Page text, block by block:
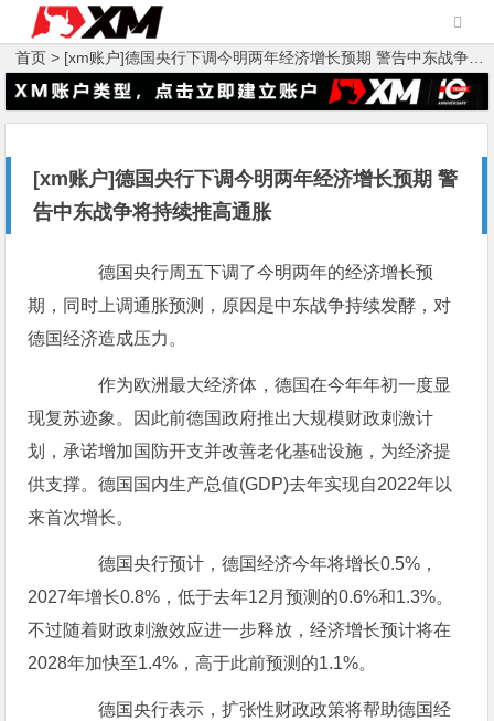
首页 > [xm账户]德国央行下调今明两年经济增长预期 警告中东战争将持续推高通胀
[xm账户]德国央行下调今明两年经济增长预期 警
告中东战争将持续推高通胀
德国央行周五下调了今明两年的经济增长预
期，同时上调通胀预测，原因是中东战争持续发酵，对
德国经济造成压力。
作为欧洲最大经济体，德国在今年年初一度显
现复苏迹象。因此前德国政府推出大规模财政刺激计
划，承诺增加国防开支并改善老化基础设施，为经济提
供支撑。德国国内生产总值(GDP)去年实现自2022年以
来首次增长。
德国央行预计，德国经济今年将增长0.5%，
2027年增长0.8%，低于去年12月预测的0.6%和1.3%。
不过随着财政刺激效应进一步释放，经济增长预计将在
2028年加快至1.4%，高于此前预测的1.1%。
德国央行表示，扩张性财政政策将帮助德国经